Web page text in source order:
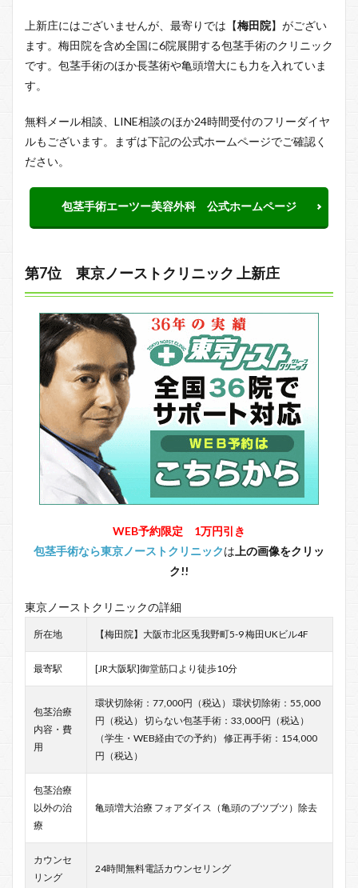
上新庄にはございませんが、最寄りでは【梅田院】がござい
ます。梅田院を含め全国に6院展開する包茎手術のクリニック
です。包茎手術のほか長茎術や亀頭増大にも力を入れていま
す。
無料メール相談、LINE相談のほか24時間受付のフリーダイヤ
ルもございます。まずは下記の公式ホームページでご確認く
ださい。
包茎手術エーツー美容外科 公式ホームページ
第7位 東京ノーストクリニック 上新庄
WEB予約限定 1万円引き
包茎手術なら東京ノーストクリニックは 上の画像をクリッ
ク!!
東京ノーストクリニックの詳細
所在地 【梅田院】大阪市北区兎我野町5-9 梅田UKビル4F
最寄駅 [JR大阪駅]御堂筋口より徒歩10分
包茎治療
内容・費
用
環状切除術：77,000円（税込） 環状切除術：55,000
円（税込） 切らない包茎手術：33,000円（税込）
（学生・WEB経由での予約） 修正再手術：154,000
円（税込）
包茎治療
以外の治
療
亀頭増大治療 フォアダイス（亀頭のブツブツ）除去
カウンセ
リング
24時間無料電話カウンセリング